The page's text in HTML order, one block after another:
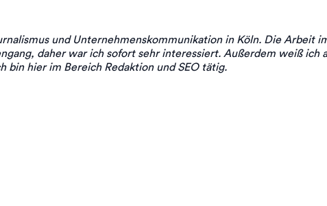
und Unternehmenskommunikation in Köln. Die Arbeit
daher war ich sofort sehr interessiert. Außerdem weiß ich
bin hier im Bereich Redaktion und SEO tätig.